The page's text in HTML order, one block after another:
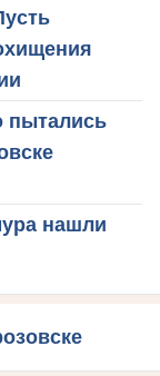
пытались
нашли